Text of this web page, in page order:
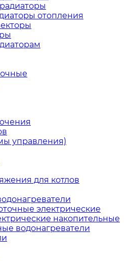
отопления
управления)
для котлов
электрические
накопительные
водонагреватели